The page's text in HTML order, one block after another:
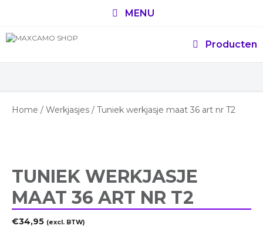
inhoud
MENU
Producten
Home / Werkjasjes / Tuniek werkjasje maat 36 art nr T2
TUNIEK WERKJASJE
MAAT 36 ART NR T2
€34,95 (excl. BTW)